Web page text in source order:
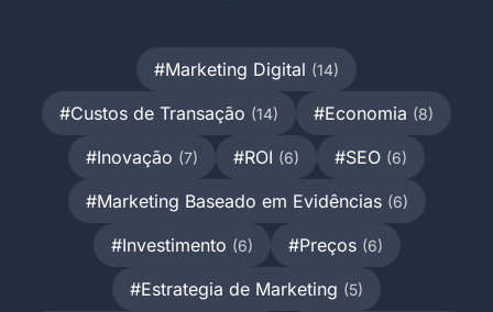
#Marketing Digital (14)
#Custos de Transação (14) #Economia (8)
#Inovação (7) #ROI (6) #SEO (6)
#Marketing Baseado em Evidências (6)
#Investimento (6) #Preços (6)
#Estrategia de Marketing (5)